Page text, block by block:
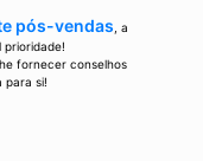
pós-vendas , a
prioridade!
fornecer conselhos
para si!